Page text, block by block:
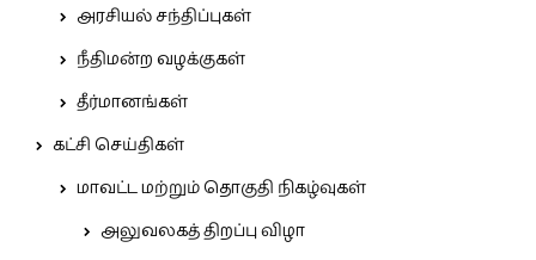
அரசியல் சந்திப்புகள்
நீதிமன்ற வழக்குகள்
தீர்மானங்கள்
கட்சி செய்திகள்
மாவட்ட மற்றும் தொகுதி நிகழ்வுகள்
அலுவலகத் திறப்பு விழா